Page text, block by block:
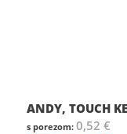
ANDY, TOUCH
0,52 €